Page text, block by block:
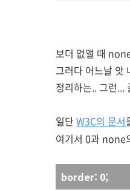
보더 없앨 때
그러다 어느날 앗
정리하는.. 그런...
일단W3C의 문서
여기서 0과 none
border: 0;